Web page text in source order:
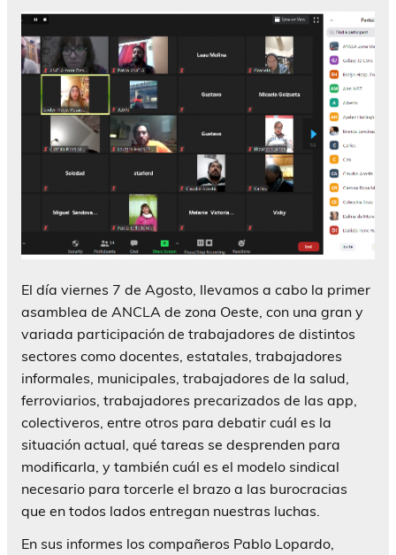
El día viernes 7 de Agosto, llevamos a cabo la primer
asamblea de ANCLA de zona Oeste, con una gran y
variada participación de trabajadores de distintos
sectores como docentes, estatales, trabajadores
informales, municipales, trabajadores de la salud,
ferroviarios, trabajadores precarizados de las app,
colectiveros, entre otros para debatir cuál es la
situación actual, qué tareas se desprenden para
modificarla, y también cuál es el modelo sindical
necesario para torcerle el brazo a las burocracias
que en todos lados entregan nuestras luchas.
En sus informes los compañeros Pablo Lopardo,